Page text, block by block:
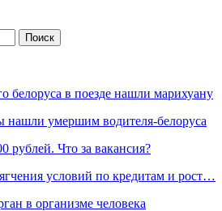
белоруса в поезде нашли марихуану
умершим водителя-белоруса
рублей. Что за вакансия?
условий по кредитам и рост…
в организме человека